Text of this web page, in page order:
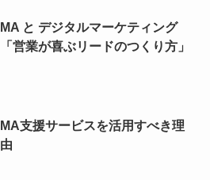
MA と デジタルマーケティング
「営業が喜ぶリードのつくり方」
MA支援サービスを活用すべき理
由